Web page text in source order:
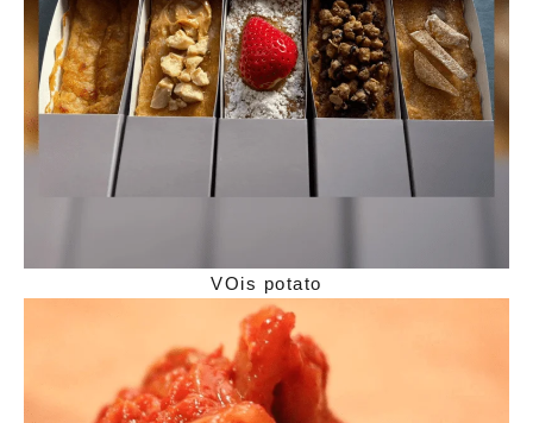
VOis potato